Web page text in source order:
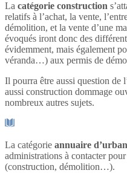
La catégorie construction
relatifs à l’achat, la vente,
démolition, et la vente d’une
évoqués iront donc des
évidemment, mais également
véranda…) aux permis de
Il pourra être aussi question de
aussi construction dommage
nombreux autres sujets.
La catégorie annuaire
administrations à contacter
(construction, démolition…).